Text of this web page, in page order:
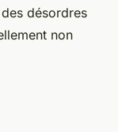
des désordres
non